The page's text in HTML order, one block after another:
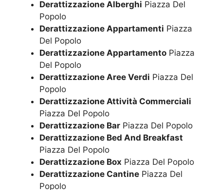
Derattizzazione Alberghi Piazza Del
Popolo
Derattizzazione Appartamenti Piazza
Del Popolo
Derattizzazione Appartamento Piazza
Del Popolo
Derattizzazione Aree Verdi Piazza Del
Popolo
Derattizzazione Attività Commerciali
Piazza Del Popolo
Derattizzazione Bar Piazza Del Popolo
Derattizzazione Bed And Breakfast
Piazza Del Popolo
Derattizzazione Box Piazza Del Popolo
Derattizzazione Cantine Piazza Del
Popolo